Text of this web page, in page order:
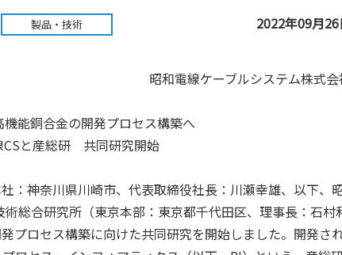
製品・技術 2022年09月26
昭和電線ケーブルシステム株式会
能銅合金の開発プロセス構築へ
CSと産総研 共同研究開始
：神奈川県川崎市、代表取締役社長：川瀬幸雄、以下、
総合研究所（東京本部：東京都千代田区、理事長：石村
プロセス構築に向けた共同研究を開始しました。開発さ